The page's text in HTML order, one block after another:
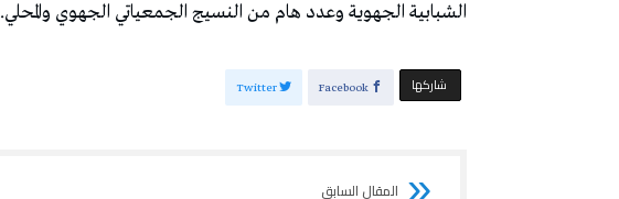
الشبابية الجهوية وعدد هام من النسيج الجمعياتي الجهوي والمحلي.
‫‫ شاركها‬ Facebook
Twitter